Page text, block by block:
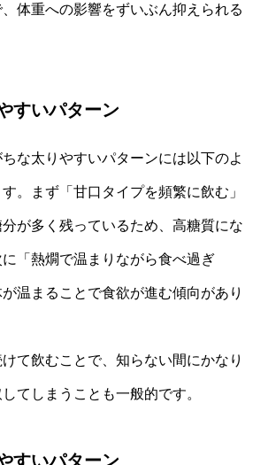
体重への影響をずいぶん抑えられる
すいパターン
な太りやすいパターンには以下のよ
。まず「甘口タイプを頻繁に飲む」
が多く残っているため、高糖質にな
「熱燗で温まりながら食べ過ぎ
温まることで食欲が進む傾向があり
て飲むことで、知らない間にかなり
てしまうことも一般的です。
すいパターン